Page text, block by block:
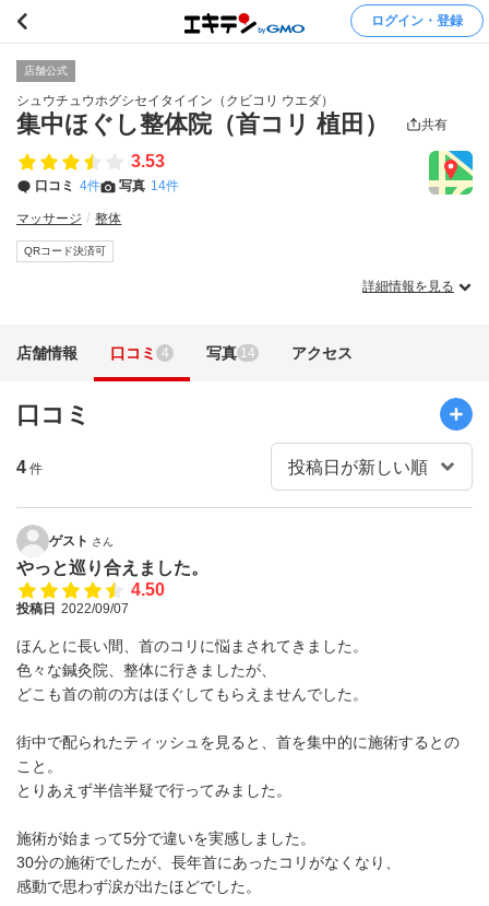
ログイン・登録
店舗公式
シュウチュウホグシセイタイイン（クビコリ ウエダ）
集中ほぐし整体院（首コリ 植田） 共有
3.53
口コミ 4件 写真 14件
マッサージ 整体
QRコード決済可
詳細情報を見る
店舗情報 口コミ 4 写真 14 アクセス
口コミ
4 件
ゲスト さん
やっと巡り合えました。
4.50
投稿日 2022/09/07
ほんとに長い間、首のコリに悩まされてきました。
色々な鍼灸院、整体に行きましたが、
どこも首の前の方はほぐしてもらえませんでした。
街中で配られたティッシュを見ると、首を集中的に施術するとの
こと。
とりあえず半信半疑で行ってみました。
施術が始まって5分で違いを実感しました。
30分の施術でしたが、長年首にあったコリがなくなり、
感動で思わず涙が出たほどでした。